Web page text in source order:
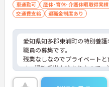
車通勤可 産休･育休･介護休暇取得実績
交通費支給
退職金制度あり
愛知県知多郡東浦町の特別養
職員の募集です。
残業なしなのでプライベート
す。通勤手当支給ありなので
の心配も不要！